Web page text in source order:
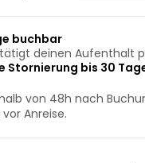
buchbar
deinen Aufenthalt
Stornierung bis 30
von 48h nach
Anreise.